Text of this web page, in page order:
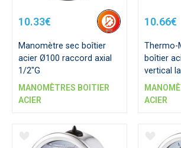
10.33€
Manomètre sec boîtier
acier Ø100 raccord axial
1/2"G
MANOMÈTRES BOITIER
ACIER
10.66€
Thermo-
boîtier
vertical
ACIER